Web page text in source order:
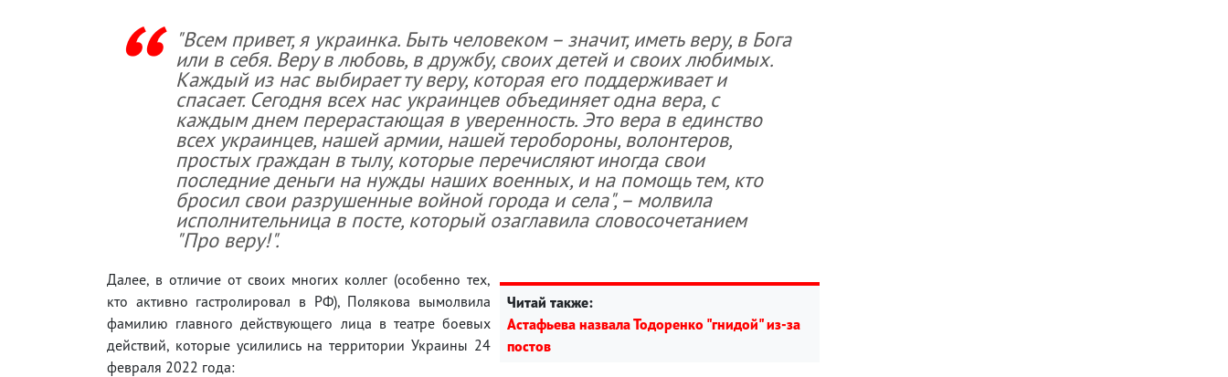
"Всем привет, я украинка. Быть человеком – значит, иметь веру, в Бога
или в себя. Веру в любовь, в дружбу, своих детей и своих любимых.
Каждый из нас выбирает ту веру, которая его поддерживает и
спасает. Сегодня всех нас украинцев объединяет одна вера, с
каждым днем перерастающая в уверенность. Это вера в единство
всех украинцев, нашей армии, нашей теробороны, волонтеров,
простых граждан в тылу, которые перечисляют иногда свои
последние деньги на нужды наших военных, и на помощь тем, кто
бросил свои разрушенные войной города и села", – молвила
исполнительница в посте, который озаглавила словосочетанием
"Про веру!".
Читай также:
Астафьева назвала Тодоренко "гнидой" из-за
постов
Далее, в отличие от своих многих коллег (особенно тех,
кто активно гастролировал в РФ), Полякова вымолвила
фамилию главного действующего лица в театре боевых
действий, которые усилились на территории Украины 24
февраля 2022 года: